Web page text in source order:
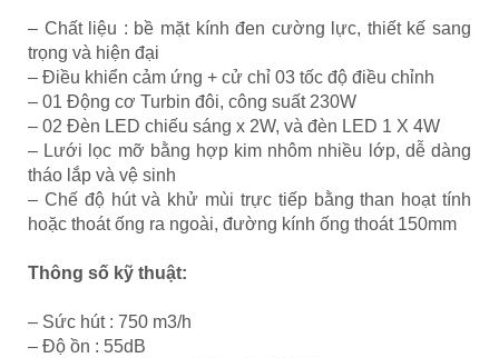
– Chất liệu : bề mặt kính đen cường lực, thiết kế sang
trọng và hiện đại
– Điều khiển cảm ứng + cử chỉ 03 tốc độ điều chỉnh
– 01 Động cơ Turbin đôi, công suất 230W
– 02 Đèn LED chiếu sáng x 2W, và đèn LED 1 X 4W
– Lưới lọc mỡ bằng hợp kim nhôm nhiều lớp, dễ dàng
tháo lắp và vệ sinh
– Chế độ hút và khử mùi trực tiếp bằng than hoạt tính
hoặc thoát ống ra ngoài, đường kính ống thoát 150mm
Thông số kỹ thuật:
– Sức hút : 750 m3/h
– Độ ồn : 55dB